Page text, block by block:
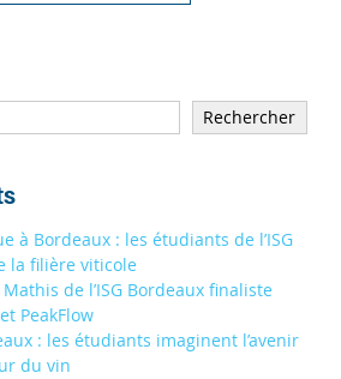
Rechercher
à Bordeaux : les étudiants de l’ISG
la filière viticole
de l’ISG Bordeaux finaliste
PeakFlow
: les étudiants imaginent l’avenir
du vin